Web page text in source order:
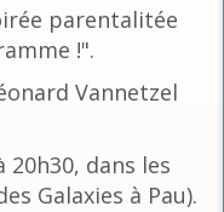
parentalitée
!".
Vannetzel
20h30, dans les
Galaxies à Pau).